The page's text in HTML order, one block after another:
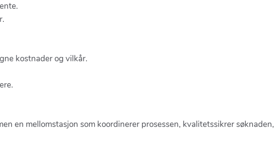
kostnader og vilkår.
en mellomstasjon som koordinerer prosessen, kvalitetssikrer